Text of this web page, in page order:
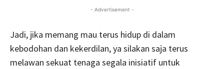
- Advertisement -
Jadi, jika memang mau terus hidup di dalam
kebodohan dan kekerdilan, ya silakan saja terus
melawan sekuat tenaga segala inisiatif untuk